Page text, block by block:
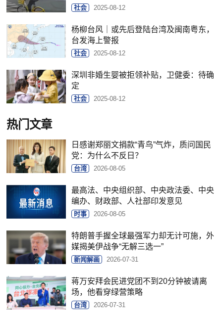
社会 2025-08-12
杨柳台风｜或先后登陆台湾及闽南粤东，
台发海上警报
社会 2025-08-12
深圳非婚生婴被拒领补贴，卫健委：待确
定
社会 2025-08-12
热门文章
日感谢郑丽文捐款“青鸟”气炸，质问国民
党：为什么不反日？
台湾 2026-08-05
最高法、中央组织部、中央政法委、中央
编办、财政部、人社部印发意见
时事 2026-08-05
特朗普手握全球最强军力却无计可施，外
媒揭美伊战争“无解三选一”
新闻解画 2026-07-31
蒋万安拜会民进党团不到20分钟被请离
场，他看穿绿营策略
台湾 2026-07-31